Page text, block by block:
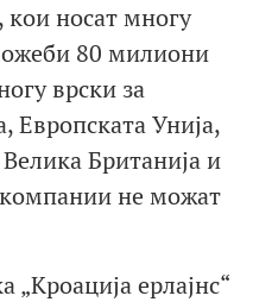
кои носат многу
80 милиони
врски за
Европската Унија,
Британија и
не можат
„Кроација ерлајнс“